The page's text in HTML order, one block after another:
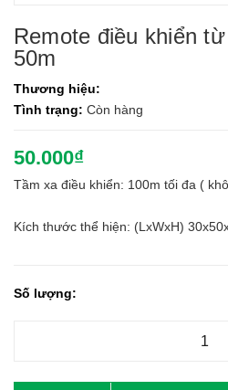
Remote điều khiển
50m
Thương hiệu:
Tình trạng: Còn hàng
50.000₫
Tầm xa điều khiển: 100m tối đa (
Kích thước thể hiện: (LxWxH)
Số lượng: